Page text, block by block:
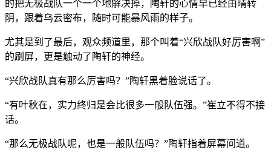
的把无极战队一个一个地解决掉，陶轩的心情早已经由晴转
阴，跟着乌云密布，随时可能暴风雨的样子。
尤其是到了最后，观众频道里，那个叫着“兴欣战队好厉害啊”
的刷屏，更是触动了陶轩的神经。
“兴欣战队真有那么厉害吗？”陶轩黑着脸说话了。
“有叶秋在，实力终归是会比很多一般队伍强。”崔立不得不接
话。
“那么无极战队呢，也是一般队伍吗？”陶轩指着屏幕问道。